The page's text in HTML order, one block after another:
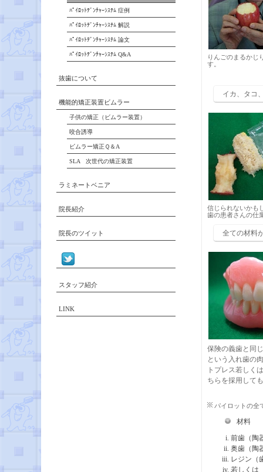
りんごのまるかじ
す。
イカ、タコ
信じられないかも
歯の患者さんの仕
全ての材料
保険の義歯と同
という入れ歯の
トプレス若しく
ちらを採用して
パイロットの全
材
前歯（
奥歯（
レジン
若し
ﾊﾟｲﾛｯﾄﾃﾞﾝﾁｬｰｼｽﾃﾑ 症例
ﾊﾟｲﾛｯﾄﾃﾞﾝﾁｬｰｼｽﾃﾑ 解説
ﾊﾟｲﾛｯﾄﾃﾞﾝﾁｬｰｼｽﾃﾑ 論文
ﾊﾟｲﾛｯﾄﾃﾞﾝﾁｬｰｼｽﾃﾑ Q&A
抜歯について
機能的矯正装置ビムラー
子供の矯正（ビムラー装置）
咬合誘導
ビムラー矯正Ｑ＆A
SLA 次世代の矯正装置
ラミネートベニア
院長紹介
院長のツイット
スタッフ紹介
LINK